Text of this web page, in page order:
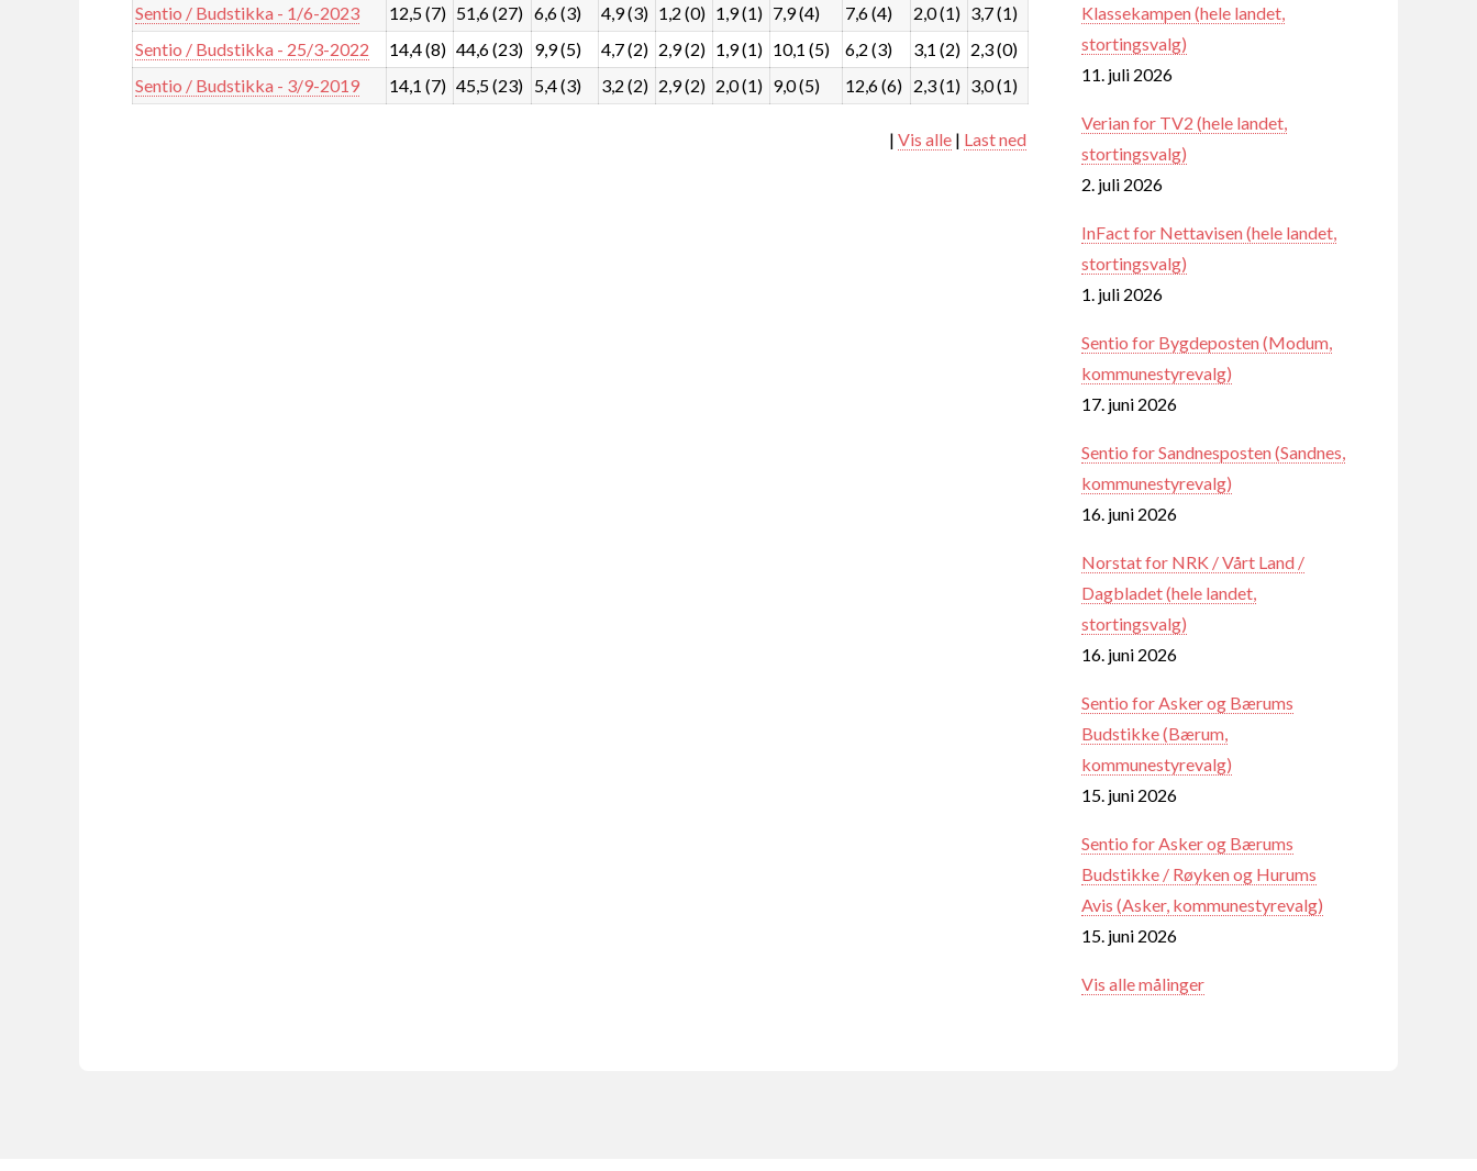
Sentio / Budstikka - 1/6-2023
12,5 (7) 51,6 (27) 6,6 (3) 4,9 (3) 1,2 (0) 1,9 (1) 7,9 (4) 7,6 (4) 2,0 (1) 3,7 (1)
Sentio / Budstikka - 25/3-2022
14,4 (8) 44,6 (23) 9,9 (5) 4,7 (2) 2,9 (2) 1,9 (1) 10,1 (5) 6,2 (3) 3,1 (2) 2,3 (0)
Sentio / Budstikka - 3/9-2019
14,1 (7) 45,5 (23) 5,4 (3) 3,2 (2) 2,9 (2) 2,0 (1) 9,0 (5) 12,6 (6) 2,3 (1) 3,0 (1)
| Vis alle| Last ned
Klassekampen (hele landet,
stortingsvalg)
11. juli 2026
Verian for TV2 (hele landet,
stortingsvalg)
2. juli 2026
InFact for Nettavisen (hele landet,
stortingsvalg)
1. juli 2026
Sentio for Bygdeposten (Modum,
kommunestyrevalg)
17. juni 2026
Sentio for Sandnesposten (Sandnes,
kommunestyrevalg)
16. juni 2026
Norstat for NRK / Vårt Land /
Dagbladet (hele landet,
stortingsvalg)
16. juni 2026
Sentio for Asker og Bærums
Budstikke (Bærum,
kommunestyrevalg)
15. juni 2026
Sentio for Asker og Bærums
Budstikke / Røyken og Hurums
Avis (Asker, kommunestyrevalg)
15. juni 2026
Vis alle målinger